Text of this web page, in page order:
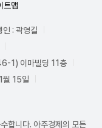
트맵
인 : 곽영길
1) 이마빌딩 11층
월 15일
합니다. 아주경제의 모든